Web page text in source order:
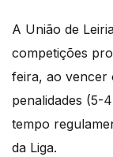
A União de
competições
feira, ao vencer
penalidades (5-
tempo
da Liga.